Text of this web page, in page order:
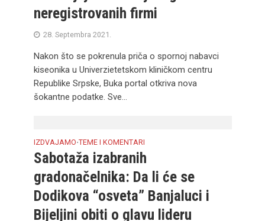
neregistrovanih firmi
28. Septembra 2021.
Nakon što se pokrenula priča o spornoj nabavci
kiseonika u Univerzietetskom kliničkom centru
Republike Srpske, Buka portal otkriva nova
šokantne podatke. Sve...
IZDVAJAMO•TEME I KOMENTARI
Sabotaža izabranih
gradonačelnika: Da li će se
Dodikova “osveta” Banjaluci i
Bijeljini obiti o glavu lideru